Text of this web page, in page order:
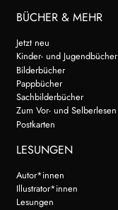
BÜCHER & MEHR
Jetzt neu
Kinder- und Jugendbücher
Bilderbücher
Pappbücher
Sachbilderbücher
Zum Vor- und Selberlesen
Postkarten
LESUNGEN
Autor*innen
Illustrator*innen
Lesungen